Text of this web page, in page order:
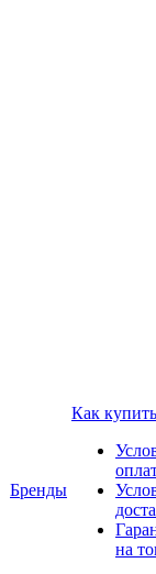
Бренды
Как купить
на